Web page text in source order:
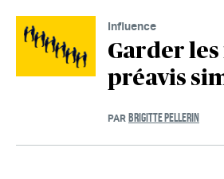
Influence
Garder les
préavis
PAR BRIGITTE PELLERIN